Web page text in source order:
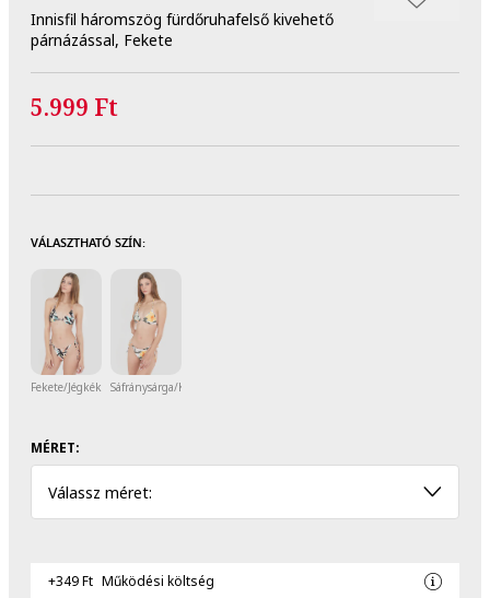
Innisfil háromszög fürdőruhafelső kivehető
párnázással, Fekete
5.999 Ft
VÁLASZTHATÓ SZÍN:
Fekete/Jégkék/PúderrózsaszínSáfránysárga/Koptatott fekete/Törtfehér
MÉRET:
Válassz méret:
+349 Ft Működési költség